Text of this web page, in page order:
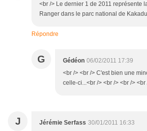
<br /> Le dernier 1 de 2011 représente
Ranger dans le parc national de
Répondre
G Gédéon 06/02/2011 17:39
<br /> <br /> C'est bien une
celle-ci...<br /> <br /> <br /> <br
J Jérémie Serfass 30/01/2011 16:33